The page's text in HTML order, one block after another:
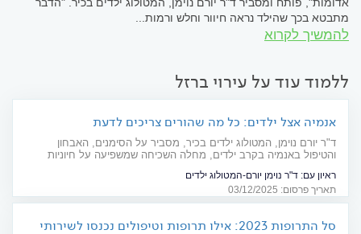
מתבטא בכך שהילד נראה חיוור וחלש ורמות...
להמשיך לקרוא
ללמוד עוד על עירוי ברזל
אנמיה אצל ילדים: כל מה שהורים צריכים לדעת
ד"ר יורם נוימן, המטולוג ילדים בכיר, מסביר על הסימנים, האבחון
והטיפול באנמיה בקרב ילדים, מחלה השכיחה שמשפיעה על חיוניות
ראיון עם: ד"ר נוימן יורם-המטולוג ילדים
תאריך פרסום: 03/12/2025
סל התרופות 2023: אילו תרופות וטיפולים נכנסו לשירותי